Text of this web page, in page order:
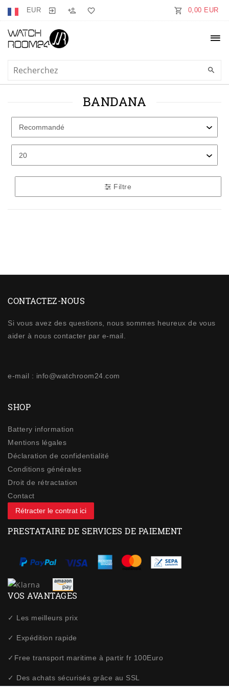
EUR 0,00 EUR
BANDANA
Filtre
CONTACTEZ-NOUS
Si vous avez des questions, nous sommes heureux de vous
aider à nous contacter par e-mail.
e-mail : info@watchroom24.com
SHOP
Battery information
Mentions légales
Déclaration de confidentialité
Conditions générales
Droit de rétractation
Contact
Rétracter le contrat ici
PRESTATAIRE DE SERVICES DE PAIEMENT
VOS AVANTAGES
✓ Les meilleurs prix
✓ Expédition rapide
✓Free transport maritime à partir fr 100Euro
✓ Des achats sécurisés grâce au SSL